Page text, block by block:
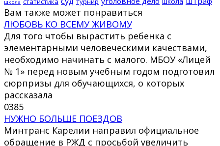
школа
Вам также может понравиться
ЛЮБОВЬ КО ВСЕМУ ЖИВОМУ
Для того чтобы вырастить ребенка с
элементарными человеческими качествами,
необходимо начинать с малого. МБОУ «Лицей
№ 1» перед новым учебным годом подготовил
сюрпризы для обучающихся, о которых
рассказала
0385
НУЖНО БОЛЬШЕ ПОЕЗДОВ
Минтранс Карелии направил официальное
обращение в РЖД с просьбой увеличить